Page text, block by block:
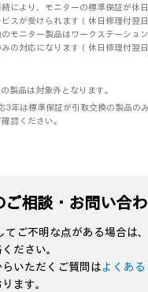
により、モニターの標準保証が休
スが受けられます（休日修理付翌
モニター製品はワークステーショ
の対応になります（休日修理付翌
製品は対象外となります。
3年は標準保証が引取交換の製品の
認ください。
ご相談・お問い合
てご不明な点がある場合は
ださい。
いただくご質問はよくある
ます。